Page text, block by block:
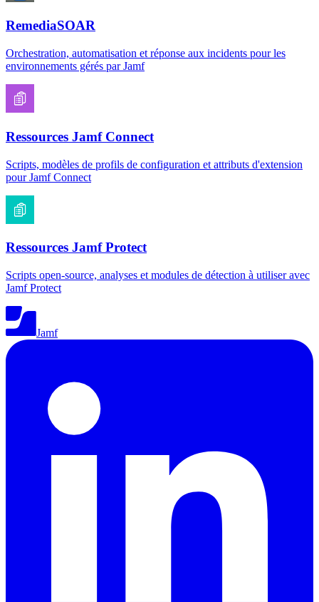
RemediaSOAR
Orchestration, automatisation et réponse aux incidents pour les
environnements gérés par Jamf
Ressources Jamf Connect
Scripts, modèles de profils de configuration et attributs d'extension
pour Jamf Connect
Ressources Jamf Protect
Scripts open-source, analyses et modules de détection à utiliser avec
Jamf Protect
Jamf